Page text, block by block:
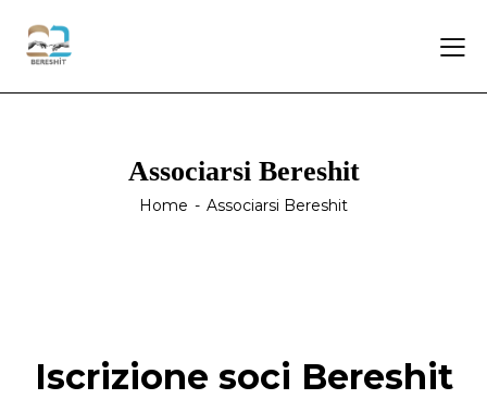
Associarsi Bereshit
Home Associarsi Bereshit
Iscrizione soci Bereshit